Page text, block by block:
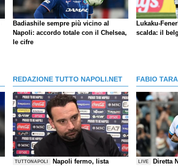
Badiashile sempre più vicino al
Napoli: accordo totale con il Chelsea,
le cifre
Lukaku-
scalda: il
REDAZIONE TUTTO NAPOLI.NET
TUTTONAPOLI
Napoli fermo, lista
FABIO
LIVE
Diretta